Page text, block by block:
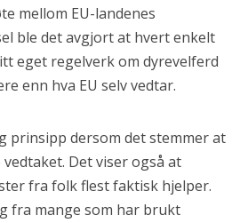
mellom EU-landenes
ble det avgjort at hvert enkelt
eget regelverk om dyrevelferd
enn hva EU selv vedtar.
prinsipp dersom det stemmer at
Det viser også at
fra folk flest faktisk hjelper.
fra mange som har brukt